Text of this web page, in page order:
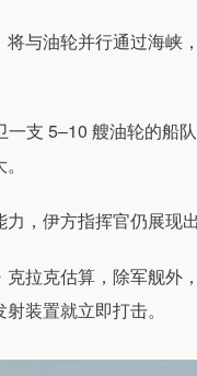
油轮并行通过海峡
支 5–10 艘油轮的船
伊方指挥官仍展现出
克估算，除军舰外，
装置就立即打击。